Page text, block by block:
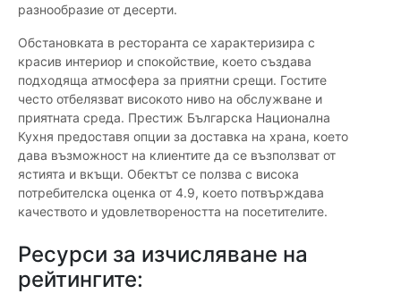
разнообразие от десерти.
Обстановката в ресторанта се характеризира с
красив интериор и спокойствие, което създава
подходяща атмосфера за приятни срещи. Гостите
често отбелязват високото ниво на обслужване и
приятната среда. Престиж Българска Национална
Кухня предоставя опции за доставка на храна, което
дава възможност на клиентите да се възползват от
ястията и вкъщи. Обектът се ползва с висока
потребителска оценка от 4.9, което потвърждава
качеството и удовлетвореността на посетителите.
Ресурси за изчисляване на
рейтингите: